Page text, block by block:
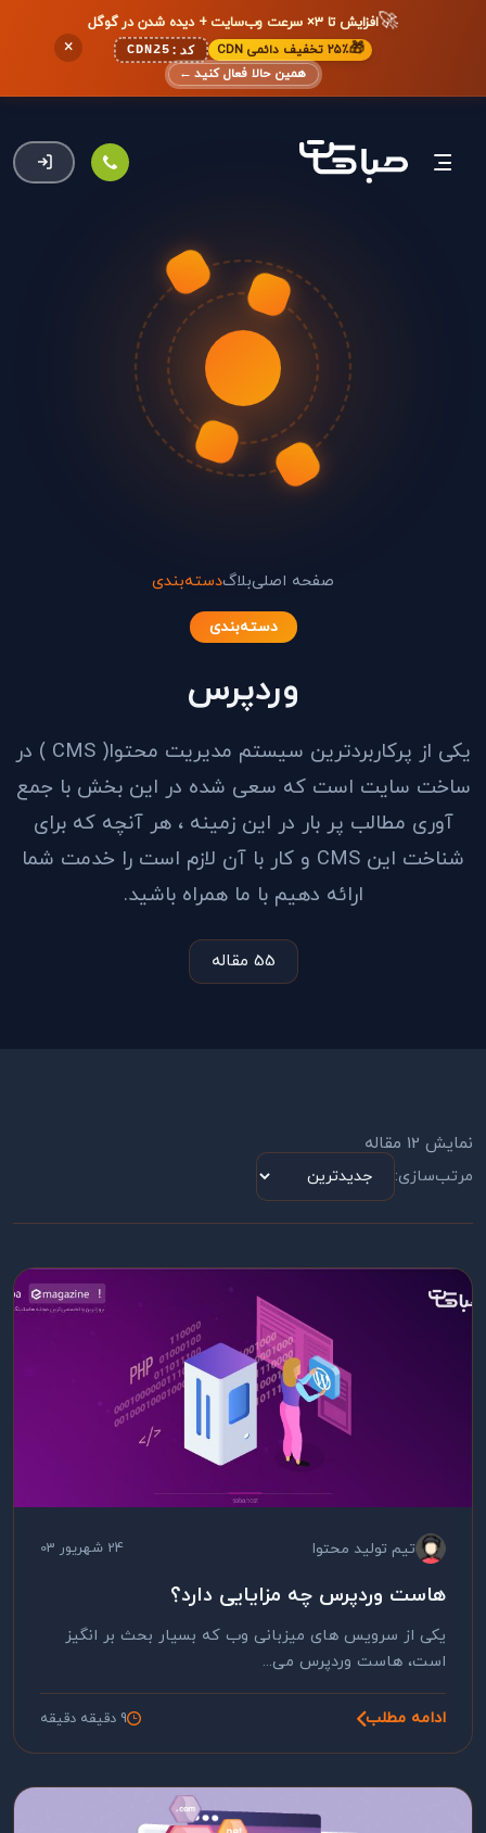
🚀افزایش تا ۳× سرعت وب‌سایت + دیده شدن در گوگل
🎁۲۵٪ تخفیف دائمی CDN کد: CDN25
همین حالا فعال کنید ←
×
صفحه اصلیبلاگدسته‌بندی
دسته‌بندی
وردپرس
یکی از پرکاربردترین سیستم مدیریت محتوا( CMS ) در
ساخت سایت است که سعی شده در این بخش با جمع
آوری مطالب پر بار در این زمینه ، هر آنچه که برای
شناخت این CMS و کار با آن لازم است را خدمت شما
ارائه دهیم با ما همراه باشید.
55 مقاله
نمایش 12 مقاله
مرتب‌سازی:
تیم تولید محتوا 24 شهریور 03
هاست وردپرس چه مزایایی دارد؟
یکی از سرویس های میزبانی وب که بسیار بحث بر انگیز
است، هاست وردپرس می...
ادامه مطلب 9 دقیقه دقیقه